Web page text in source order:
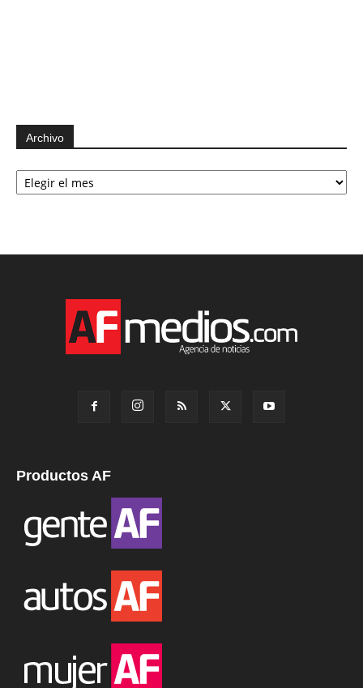
Archivo
Archivo
Productos AF